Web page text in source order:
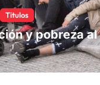
Titulos
y pobreza al